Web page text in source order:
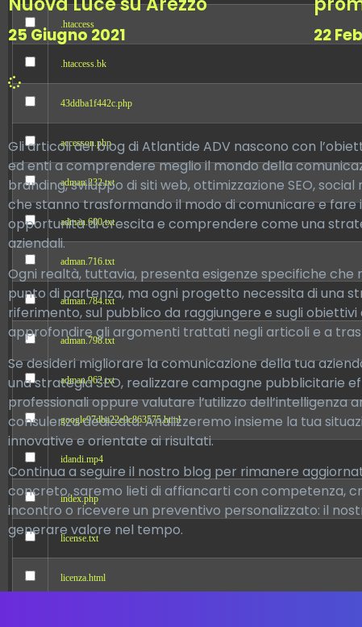
.htaccess
.htaccess.bk
43ddba1f442c.php
accesson.php
adman.232.txt
adman.600.txt
adman.716.txt
adman.784.txt
adman.798.txt
adman.962.txt
google97dba22e9c863575.html
idandi.mp4
index.php
license.txt
licenza.html
25 Giugno 2021 22
Gli articoli del blog di Atlantide ADV nascono con
ed enti a comprendere meglio il mondo della
branding, sviluppo di siti web, ottimizzazione SEO,
che stanno trasformando il modo di comunicare e
opportunità di crescita e comprendere come una
aziendali.
Ogni realtà, tuttavia, presenta esigenze specifiche che
punto di partenza, ma ogni progetto necessita di una
riferimento, sul pubblico da raggiungere e sugli
approfondire gli argomenti trattati negli articoli e a
Se desideri migliorare la comunicazione della tua
una strategia SEO, realizzare campagne pubblicitarie
professionali oppure valutare l’utilizzo
consulenza dedicata. Analizzeremo insieme la tua
innovative e orientate ai risultati.
Continua a seguire il nostro blog per rimanere
concreto, saremo lieti di affiancarti con competenza,
incontro o ricevere un preventivo personalizzato: il
generare valore nel tempo.